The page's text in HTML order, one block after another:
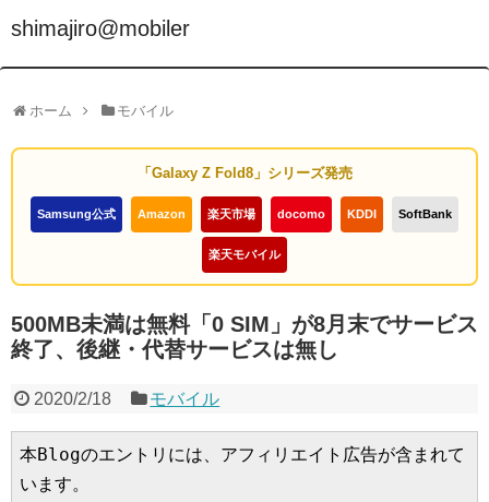
shimajiro@mobiler
ホーム モバイル
「Galaxy Z Fold8」シリーズ発売
Samsung公式 Amazon 楽天市場 docomo KDDI SoftBank
楽天モバイル
500MB未満は無料「0 SIM」が8月末でサービス
終了、後継・代替サービスは無し
2020/2/18 モバイル
本Blogのエントリには、アフィリエイト広告が含まれて
います。